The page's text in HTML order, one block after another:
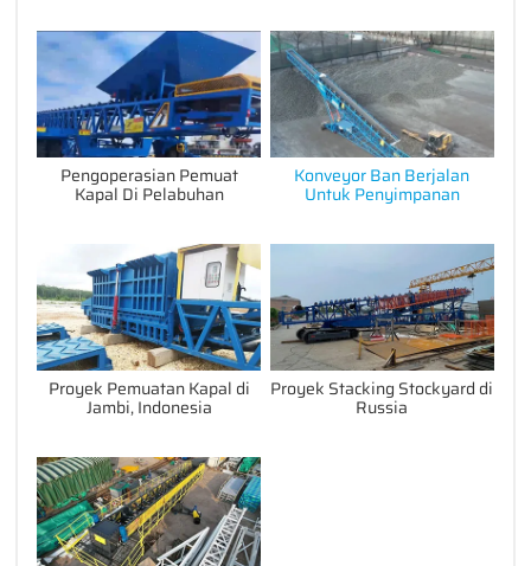
Pengoperasian Pemuat
Kapal Di Pelabuhan
Konveyor Ban Berjalan
Untuk Penyimpanan
Proyek Pemuatan Kapal di
Jambi, Indonesia
Proyek Stacking Stockyard di
Russia